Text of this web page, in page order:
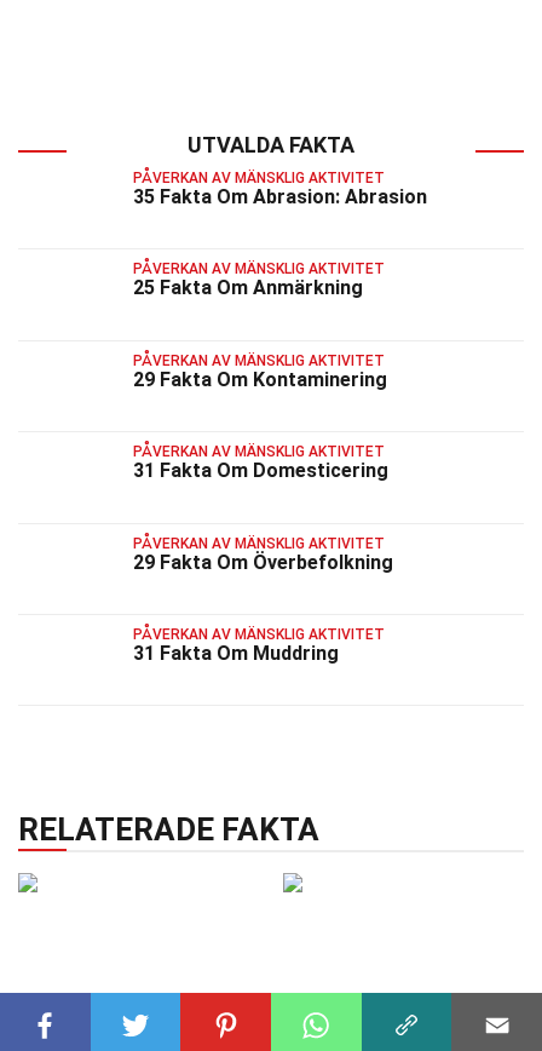
UTVALDA FAKTA
PÅVERKAN AV MÄNSKLIG AKTIVITET
35 Fakta Om Abrasion: Abrasion
PÅVERKAN AV MÄNSKLIG AKTIVITET
25 Fakta Om Anmärkning
PÅVERKAN AV MÄNSKLIG AKTIVITET
29 Fakta Om Kontaminering
PÅVERKAN AV MÄNSKLIG AKTIVITET
31 Fakta Om Domesticering
PÅVERKAN AV MÄNSKLIG AKTIVITET
29 Fakta Om Överbefolkning
PÅVERKAN AV MÄNSKLIG AKTIVITET
31 Fakta Om Muddring
RELATERADE FAKTA